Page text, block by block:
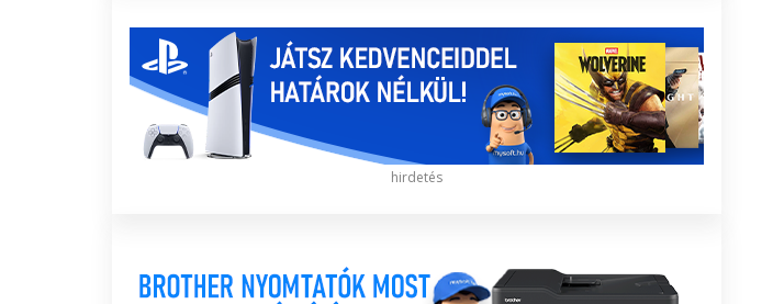
hirdetés